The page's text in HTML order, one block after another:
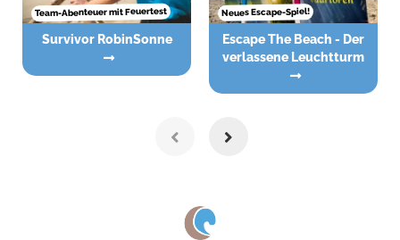
Team-Abenteuer mit Feuertest
Survivor RobinSonne
Neues Escape-Spiel!
Escape The Beach - Der
verlassene Leuchtturm